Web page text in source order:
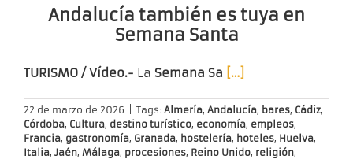
Andalucía también es tuya en
Semana Santa
TURISMO / Vídeo.- La Semana Sa […]
22 de marzo de 2026 Tags: Almería, Andalucía, bares, Cádiz,
Córdoba, Cultura, destino turístico, economía, empleos,
Francia, gastronomía, Granada, hostelería, hoteles, Huelva,
Italia, Jaén, Málaga, procesiones, Reino Unido, religión,